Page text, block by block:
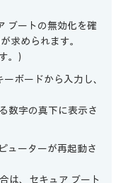
ブートの無効化を確
求められます。
。)
ボードから入力し、
数字の真下に表示さ
ューターが再起動さ
は、セキュア ブート